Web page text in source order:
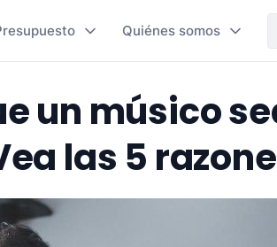
Quiénes somos
un músico
las 5